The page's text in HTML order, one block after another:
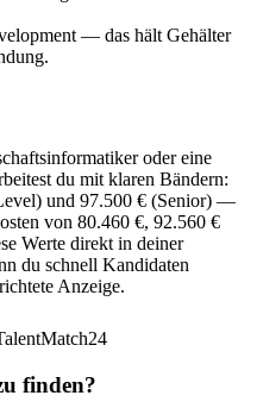
— das hält Gehälter
oder eine
du mit klaren Bändern:
und 97.500 € (Senior) —
von 80.460 €, 92.560 €
Werte direkt in deiner
du schnell Kandidaten
Anzeige.
finden?